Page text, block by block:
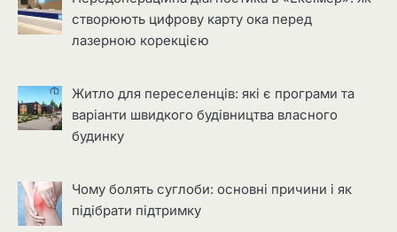
створюють цифрову карту ока перед
лазерною корекцією
Житло для переселенців: які є програми та
варіанти швидкого будівництва власного
будинку
Чому болять суглоби: основні причини і як
підібрати підтримку